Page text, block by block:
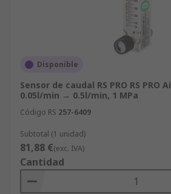
Disponible
Sensor de caudal RS PRO RS PRO
0.05l/min → 0.5l/min, 1 MPa
Código RS 257-6409
Subtotal (1 unidad)
81,88 €(exc. IVA)
Cantidad